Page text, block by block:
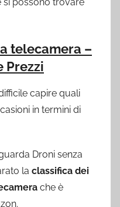
telecamera –
Prezzi
capire quali
in termini di
Droni senza
la classifica dei
che è